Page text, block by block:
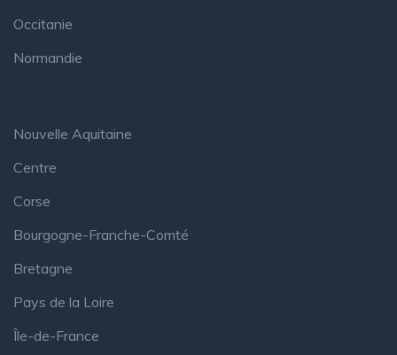
Occitanie
Normandie
Nouvelle Aquitaine
Centre
Corse
Bourgogne-Franche-Comté
Bretagne
Pays de la Loire
Île-de-France